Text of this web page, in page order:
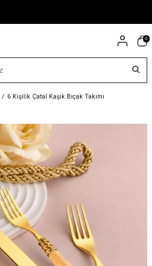
0
/ 6 Kişilik Çatal Kaşık Bıçak Takımı